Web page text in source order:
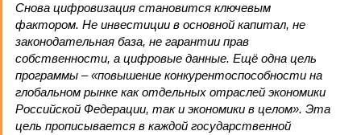
Снова цифровизация становится ключевым
фактором. Не инвестиции в основной капитал, не
законодательная база, не гарантии прав
собственности, а цифровые данные. Ещё одна цель
программы – «повышение конкурентоспособности на
глобальном рынке как отдельных отраслей экономики
Российской Федерации, так и экономики в целом». Эта
цель прописывается в каждой государственной